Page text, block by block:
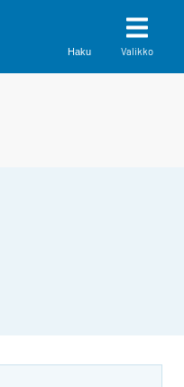
Haku Valikko